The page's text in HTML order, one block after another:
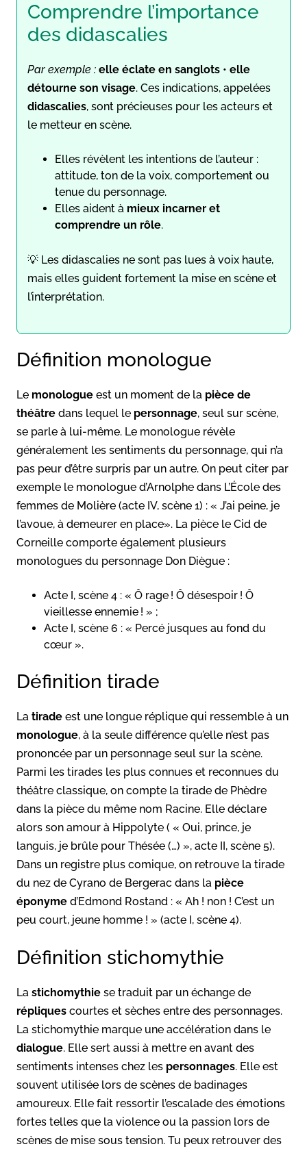
Comprendre l’importance
des didascalies
Par exemple : elle éclate en sanglots • elle
détourne son visage. Ces indications, appelées
didascalies, sont précieuses pour les acteurs et
le metteur en scène.
Elles révèlent les intentions de l’auteur :
attitude, ton de la voix, comportement ou
tenue du personnage.
Elles aident à mieux incarner et
comprendre un rôle.
💡 Les didascalies ne sont pas lues à voix haute,
mais elles guident fortement la mise en scène et
l’interprétation.
Définition monologue
Le monologue est un moment de la pièce de
théâtre dans lequel le personnage, seul sur scène,
se parle à lui-même. Le monologue révèle
généralement les sentiments du personnage, qui n’a
pas peur d’être surpris par un autre. On peut citer par
exemple le monologue d’Arnolphe dans L’École des
femmes de Molière (acte IV, scène 1) : « J’ai peine, je
l’avoue, à demeurer en place». La pièce le Cid de
Corneille comporte également plusieurs
monologues du personnage Don Diègue :
Acte I, scène 4 : « Ô rage ! Ô désespoir ! Ô
vieillesse ennemie ! » ;
Acte I, scène 6 : « Percé jusques au fond du
cœur ».
Définition tirade
La tirade est une longue réplique qui ressemble à un
monologue, à la seule différence qu’elle n’est pas
prononcée par un personnage seul sur la scène.
Parmi les tirades les plus connues et reconnues du
théâtre classique, on compte la tirade de Phèdre
dans la pièce du même nom Racine. Elle déclare
alors son amour à Hippolyte ( « Oui, prince, je
languis, je brûle pour Thésée (…) », acte II, scène 5).
Dans un registre plus comique, on retrouve la tirade
du nez de Cyrano de Bergerac dans la pièce
éponyme d’Edmond Rostand : « Ah ! non ! C’est un
peu court, jeune homme ! » (acte I, scène 4).
Définition stichomythie
La stichomythie se traduit par un échange de
répliques courtes et sèches entre des personnages.
La stichomythie marque une accélération dans le
dialogue. Elle sert aussi à mettre en avant des
sentiments intenses chez les personnages. Elle est
souvent utilisée lors de scènes de badinages
amoureux. Elle fait ressortir l’escalade des émotions
fortes telles que la violence ou la passion lors de
scènes de mise sous tension. Tu peux retrouver des